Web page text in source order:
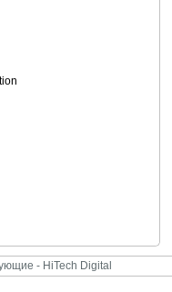
- HiTech Digital